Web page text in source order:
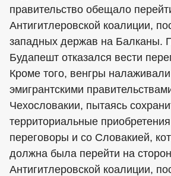
правительство обещало
Антигитлеровской коалиции,
западных держав на Балканы.
Будапешт отказался вести
Кроме того, венгры
эмигрантскими
Чехословакии, пытаясь
территориальные
переговоры и со Словакией,
должна была перейти на
Антигитлеровской коалиции,